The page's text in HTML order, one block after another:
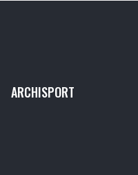
ARCHISPORT